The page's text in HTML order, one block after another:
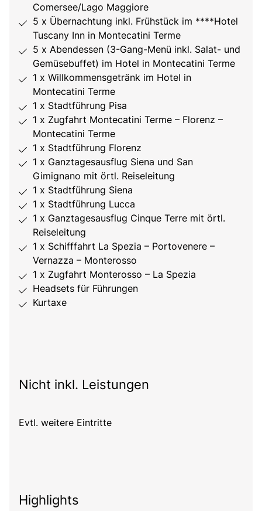
Comersee/Lago Maggiore
5 x Übernachtung inkl. Frühstück im ****Hotel
Tuscany Inn in Montecatini Terme
5 x Abendessen (3-Gang-Menü inkl. Salat- und
Gemüsebuffet) im Hotel in Montecatini Terme
1 x Willkommensgetränk im Hotel in
Montecatini Terme
1 x Stadtführung Pisa
1 x Zugfahrt Montecatini Terme – Florenz –
Montecatini Terme
1 x Stadtführung Florenz
1 x Ganztagesausflug Siena und San
Gimignano mit örtl. Reiseleitung
1 x Stadtführung Siena
1 x Stadtführung Lucca
1 x Ganztagesausflug Cinque Terre mit örtl.
Reiseleitung
1 x Schifffahrt La Spezia – Portovenere –
Vernazza – Monterosso
1 x Zugfahrt Monterosso – La Spezia
Headsets für Führungen
Kurtaxe
Nicht inkl. Leistungen
Evtl. weitere Eintritte
Highlights